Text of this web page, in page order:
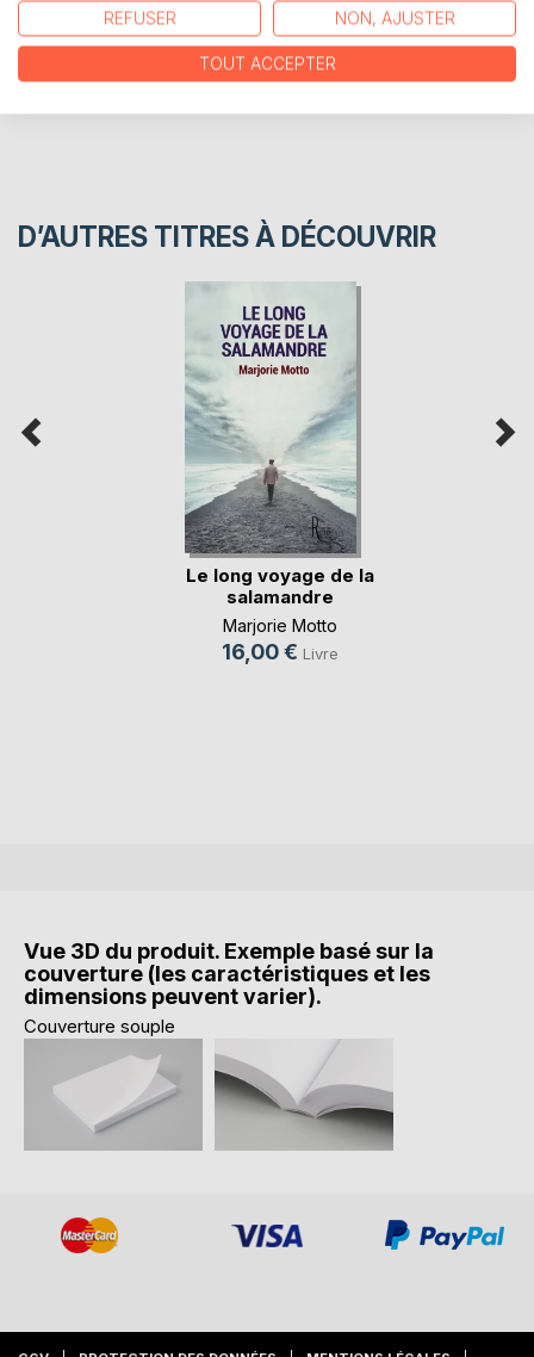
CRITIQUES PRESSE
AVIS
D’AUTRES TITRES À DÉCOUVRIR
Le long voyage de la
salamandre
Marjorie Motto
16,00 € Livre
Vue 3D du produit. Exemple basé sur la
couverture (les caractéristiques et les
dimensions peuvent varier).
Couverture souple
REFUSER NON, AJUSTER
TOUT ACCEPTER